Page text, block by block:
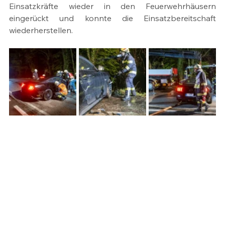
Einsatzkräfte wieder in den Feuerwehrhäusern
eingerückt und konnte die Einsatzbereitschaft
wiederherstellen.